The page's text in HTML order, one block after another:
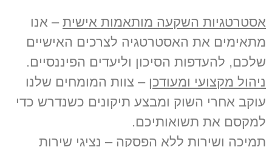
אסטרטגיות השקעה מותאמות אישית – אנו
מתאימים את האסטרטגיה לצרכים האישיים
שלכם, להעדפות הסיכון וליעדים הפיננסיים.
ניהול מקצועי ומעודכן – צוות המומחים שלנו
עוקב אחרי השוק ומבצע תיקונים כשנדרש כדי
למקסם את תשואותיכם.
תמיכה ושירות ללא הפסקה – נציגי שירות